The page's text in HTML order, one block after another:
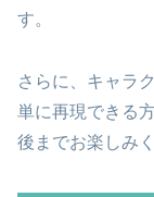
す。
さらに、キャラ
単に再現できる
後までお楽しみ